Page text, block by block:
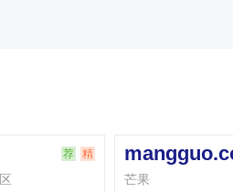
kkz.com
开矿站快快走